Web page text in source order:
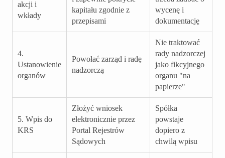
akcji i
wkłady
kapitału zgodnie z
przepisami
wycenę i
dokumentację
4.
Ustanowienie
organów
Powołać zarząd i radę
nadzorczą
Nie traktować
rady nadzorczej
jako fikcyjnego
organu "na
papierze"
5. Wpis do
KRS
Złożyć wniosek
elektronicznie przez
Portal Rejestrów
Sądowych
Spółka
powstaje
dopiero z
chwilą wpisu